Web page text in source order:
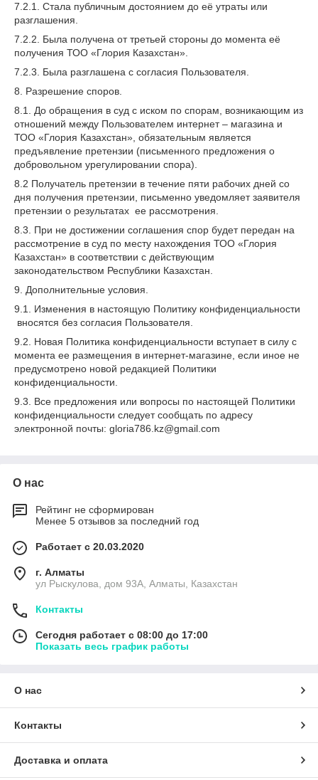
7.2.1. Стала публичным достоянием до её утраты или
разглашения.
7.2.2. Была получена от третьей стороны до момента её
получения ТОО «Глория Казахстан».
7.2.3. Была разглашена с согласия Пользователя.
8. Разрешение споров.
8.1. До обращения в суд с иском по спорам, возникающим из
отношений между Пользователем интернет – магазина и
ТОО «Глория Казахстан», обязательным является
предъявление претензии (письменного предложения о
добровольном урегулировании спора).
8.2 Получатель претензии в течение пяти рабочих дней со
дня получения претензии, письменно уведомляет заявителя
претензии о результатах ее рассмотрения.
8.3. При не достижении соглашения спор будет передан на
рассмотрение в суд по месту нахождения ТОО «Глория
Казахстан» в соответствии с действующим
законодательством Республики Казахстан.
9. Дополнительные условия.
9.1. Изменения в настоящую Политику конфиденциальности
вносятся без согласия Пользователя.
9.2. Новая Политика конфиденциальности вступает в силу с
момента ее размещения в интернет-магазине, если иное не
предусмотрено новой редакцией Политики
конфиденциальности.
9.3. Все предложения или вопросы по настоящей Политики
конфиденциальности следует сообщать по адресу
электронной почты: gloria786.kz@gmail.com
О нас
Рейтинг не сформирован
Менее 5 отзывов за последний год
Работает с 20.03.2020
г. Алматы
ул Рыскулова, дом 93А, Алматы, Казахстан
Контакты
Сегодня работает с 08:00 до 17:00
Показать весь график работы
О нас
Контакты
Доставка и оплата